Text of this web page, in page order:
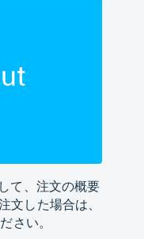
て、注文の概要
文した場合は、
さい。